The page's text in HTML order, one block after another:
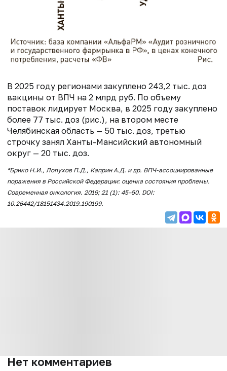
В 2025 году регионами закуплено 243,2 тыс. доз
вакцины от ВПЧ на 2 млрд руб. По объему
поставок лидирует Москва, в 2025 году закуплено
более 77 тыс. доз (рис.), на втором месте
Челябинская область — 50 тыс. доз, третью
строчку занял Ханты-Мансийский автономный
округ — 20 тыс. доз.
*Брико Н.И., Лопухов П.Д., Каприн А.Д. и др. ВПЧ-ассоциированные
поражения в Российской Федерации: оценка состояния проблемы.
Современная онкология. 2019; 21 (1): 45–50. DOI:
10.26442/18151434.2019.190199.
Нет комментариев